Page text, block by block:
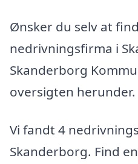
Ønsker du selv at
nedrivningsfirma i
Skanderborg
oversigten herunder.
Vi fandt 4
Skanderborg. Find